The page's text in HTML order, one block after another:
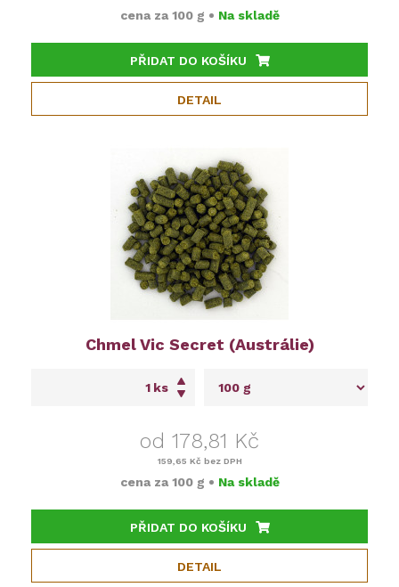
cena za 100 g • Na skladě
PŘIDAT DO KOŠÍKU
DETAIL
Chmel Vic Secret (Austrálie)
ks
od 178,81 Kč
159,65 Kč bez DPH
cena za 100 g • Na skladě
PŘIDAT DO KOŠÍKU
DETAIL